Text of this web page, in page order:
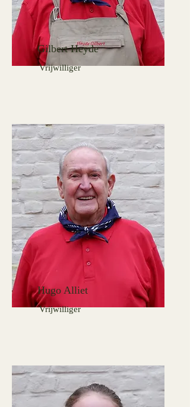
Gilbert Heyde
Vrijwilliger
Hugo Alliet
Vrijwilliger